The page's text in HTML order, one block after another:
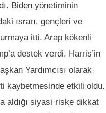
Biden yönetiminin
ısrarı, gençleri ve
itti. Arap kökenli
destek verdi. Harris’in
Yardımcısı olarak
kaybetmesinde etkili oldu.
aldığı siyasi riske dikkat